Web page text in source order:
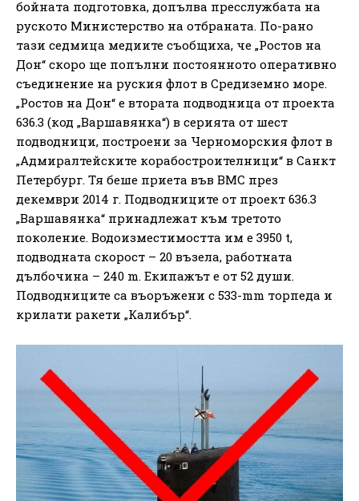
бойната подготовка, допълва пресслужбата на
руското Министерство на отбраната. По-рано
тази седмица медиите съобщиха, че „Ростов на
Дон“ скоро ще попълни постоянното оперативно
съединение на руския флот в Средиземно море.
„Ростов на Дон“ е втората подводница от проекта
636.3 (код „Варшавянка“) в серията от шест
подводници, построени за Черноморския флот в
„Адмиралтейските корабостроителници“ в Санкт
Петербург. Тя беше приета във ВМС през
декември 2014 г. Подводниците от проект 636.3
„Варшавянка“ принадлежат към третото
поколение. Водоизместимостта им е 3950 t,
подводната скорост – 20 възела, работната
дълбочина – 240 m. Екипажът е от 52 души.
Подводниците са въоръжени с 533-mm торпеда и
крилати ракети „Калибър“.